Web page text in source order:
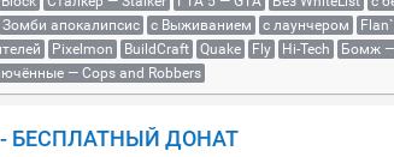
Зомби апокалипсис с Выживанием с лаунчером
Pixelmon BuildCraft Quake Fly Hi-Tech Бомж
— Cops and Robbers
- БЕСПЛАТНЫЙ ДОНАТ